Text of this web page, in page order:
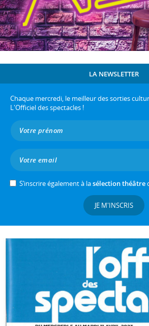
LA NEWSLETTER
Chaque mercredi, le meilleur des sorties
L'Officiel des spectacles !
S’inscrire également à lasélection théâtre
JE M'INSCRIS